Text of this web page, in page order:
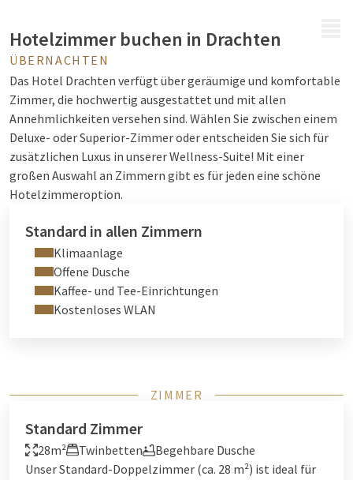
Hotelzimmer buchen in Drachten
ÜBERNACHTEN
Das Hotel Drachten verfügt über geräumige und komfortable
Zimmer, die hochwertig ausgestattet und mit allen
Annehmlichkeiten versehen sind. Wählen Sie zwischen einem
Deluxe- oder Superior-Zimmer oder entscheiden Sie sich für
zusätzlichen Luxus in unserer Wellness-Suite! Mit einer
großen Auswahl an Zimmern gibt es für jeden eine schöne
Hotelzimmeroption.
Standard in allen Zimmern
Klimaanlage
Offene Dusche
Kaffee- und Tee-Einrichtungen
Kostenloses WLAN
ZIMMER
Standard Zimmer
28m² Twinbetten
Begehbare Dusche
Unser Standard-Doppelzimmer (ca. 28 m²) ist ideal für